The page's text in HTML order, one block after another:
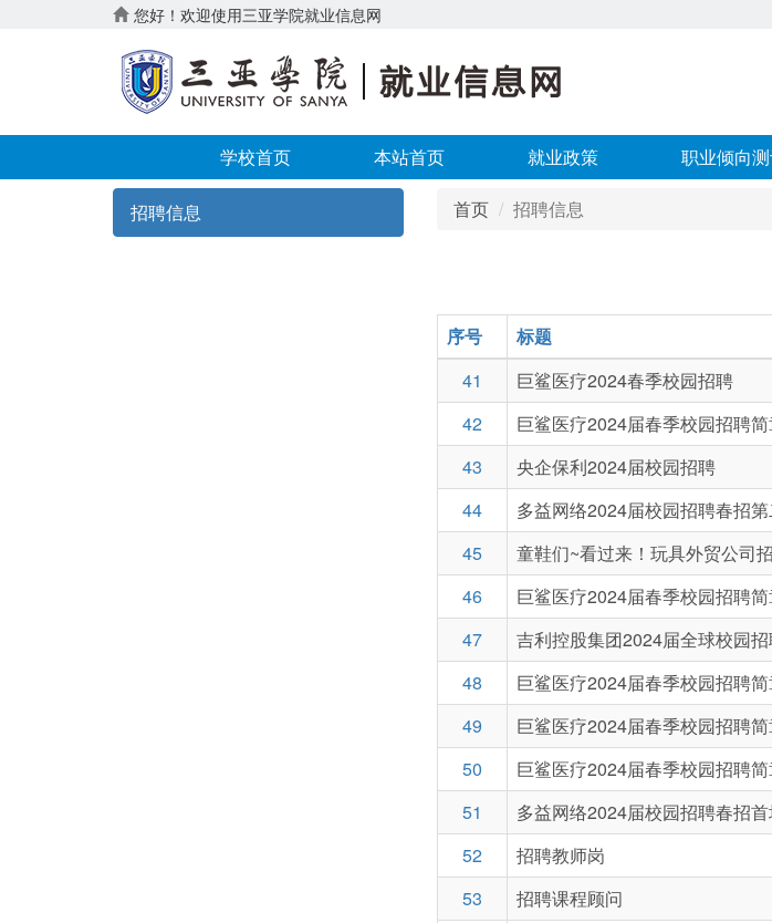
您好！欢迎使用三亚学院就业信息网
学校首页 本站首页 就业政策 职业倾向
招聘信息 首页 招聘信息
序号 标题
41
巨鲨医疗2024春季校园招聘
42
巨鲨医疗2024届春季校园招聘
43
央企保利2024届校园招聘
44
多益网络2024届校园招聘春招
45
童鞋们~看过来！玩具外贸公司
46
巨鲨医疗2024届春季校园招聘
47
吉利控股集团2024届全球校园
48
巨鲨医疗2024届春季校园招聘
49
巨鲨医疗2024届春季校园招聘
50
巨鲨医疗2024届春季校园招聘
51
多益网络2024届校园招聘春招
52
招聘教师岗
53
招聘课程顾问